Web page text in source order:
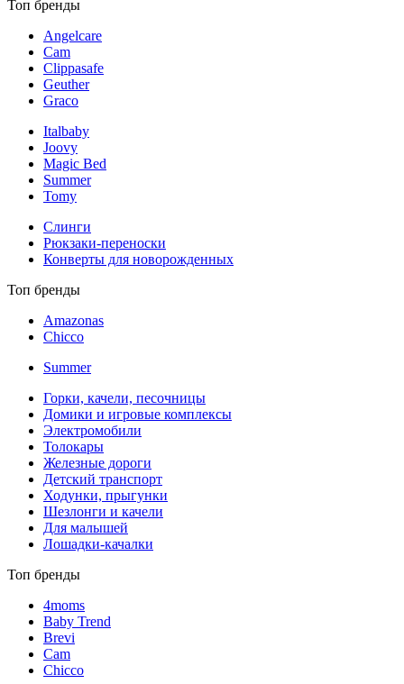
Топ бренды
Angelcare
Cam
Clippasafe
Geuther
Graco
Italbaby
Joovy
Magic Bed
Summer
Tomy
Слинги
Рюкзаки-переноски
Конверты для новорожденных
Топ бренды
Amazonas
Chicco
Summer
Горки, качели, песочницы
Домики и игровые комплексы
Электромобили
Толокары
Железные дороги
Детский транспорт
Ходунки, прыгунки
Шезлонги и качели
Для малышей
Лошадки-качалки
Топ бренды
4moms
Baby Trend
Brevi
Cam
Chicco